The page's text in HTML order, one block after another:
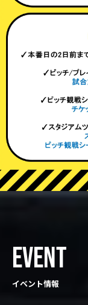
EVENT
イベント情報